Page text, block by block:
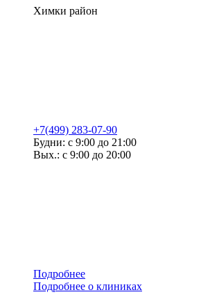
Химки район
+7(499) 283-07-90
Будни: с 9:00 до 21:00
Вых.: с 9:00 до 20:00
Подробнее
Подробнее о клиниках